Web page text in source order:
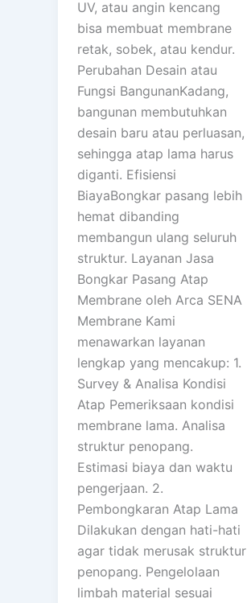
UV, atau angin kencang
bisa membuat membrane
retak, sobek, atau kendur.
Perubahan Desain atau
Fungsi BangunanKadang,
bangunan membutuhkan
desain baru atau perluasan,
sehingga atap lama harus
diganti. Efisiensi
BiayaBongkar pasang lebih
hemat dibanding
membangun ulang seluruh
struktur. Layanan Jasa
Bongkar Pasang Atap
Membrane oleh Arca SENA
Membrane Kami
menawarkan layanan
lengkap yang mencakup: 1.
Survey & Analisa Kondisi
Atap Pemeriksaan kondisi
membrane lama. Analisa
struktur penopang.
Estimasi biaya dan waktu
pengerjaan. 2.
Pembongkaran Atap Lama
Dilakukan dengan hati-hati
agar tidak merusak struktur
penopang. Pengelolaan
limbah material sesuai